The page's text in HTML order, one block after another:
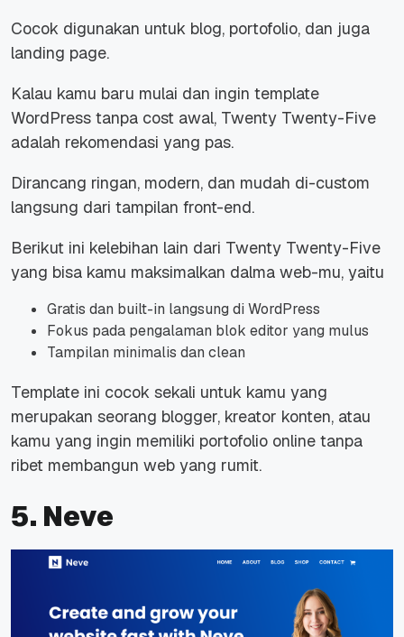
Cocok digunakan untuk blog, portofolio, dan juga
landing page.
Kalau kamu baru mulai dan ingin template
WordPress tanpa cost awal, Twenty Twenty-Five
adalah rekomendasi yang pas.
Dirancang ringan, modern, dan mudah di-custom
langsung dari tampilan front-end.
Berikut ini kelebihan lain dari Twenty Twenty-Five
yang bisa kamu maksimalkan dalma web-mu, yaitu
Gratis dan built-in langsung di WordPress
Fokus pada pengalaman blok editor yang mulus
Tampilan minimalis dan clean
Template ini cocok sekali untuk kamu yang
merupakan seorang blogger, kreator konten, atau
kamu yang ingin memiliki portofolio online tanpa
ribet membangun web yang rumit.
5. Neve